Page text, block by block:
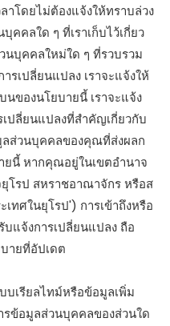
าโดยไม่ต้องแจ้งให้ทราบล่วง
คลใด ๆ ที่เราเก็บไว้เกี่ยว
บุคคลใหม่ใด ๆ ที่รวบรวม
รเปลี่ยนแปลง เราจะแจ้งให้
ของนโยบายนี้ เราจะแจ้ง
ปลี่ยนแปลงที่สำคัญเกี่ยวกับ
ลส่วนบุคคลของคุณที่ส่งผลก
นี้ หากคุณอยู่ในเขตอำนาจ
โรป สหราชอาณาจักร หรือส
ทศในยุโรป') การเข้าถึงหรือ
บแจ้งการเปลี่ยนแปลง ถือ
ายที่อัปเดต
บเรียลไทม์หรือข้อมูลเพิ่ม
รข้อมูลส่วนบุคคลของส่วนใด